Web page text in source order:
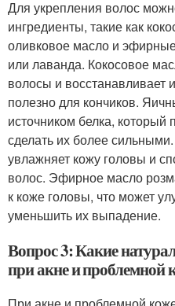
Для укрепления волос
ингредиенты, такие как
оливковое масло и
или лаванда. Кокосовое
волосы и восстанавливает
полезно для кончиков.
источником белка, который
сделать их более
увлажняет кожу головы и
волос. Эфирное масло
к коже головы, что может
уменьшить их выпадение.
Вопрос 3: Какие
при акне и проблемной